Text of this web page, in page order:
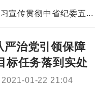
宣传贯彻中省纪委五...
严治党引领保障
标任务落到实处
2021-01-22 21:04